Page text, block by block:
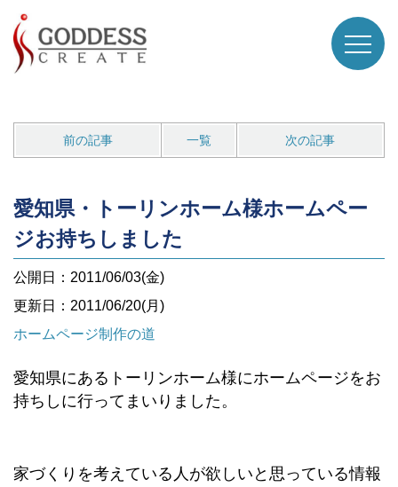
前の記事 一覧 次の記事
愛知県・トーリンホーム様ホームペー
ジお持ちしました
公開日：2011/06/03(金)
更新日：2011/06/20(月)
ホームページ制作の道
愛知県にあるトーリンホーム様にホームページをお
持ちしに行ってまいりました。
家づくりを考えている人が欲しいと思っている情報